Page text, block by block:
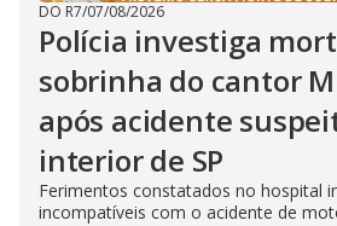
DO R7/07/08/2026
Polícia investiga
sobrinha do cantor
após acidente
interior de SP
Ferimentos constatados no hospital
incompatíveis com o acidente de